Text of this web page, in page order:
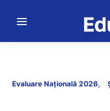
Evaluare Națională 2026